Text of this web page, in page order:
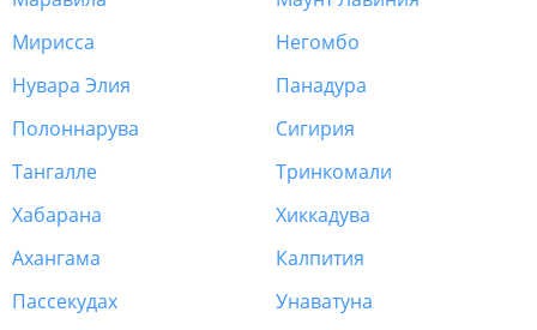
Мирисса
Негомбо
Нувара Элия
Панадура
Полоннарува
Сигирия
Тангалле
Тринкомали
Хабарана
Хиккадува
Ахангама
Калпития
Пассекудах
Унаватуна